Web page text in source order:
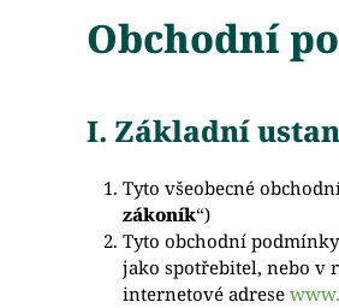
Obchodní
I. Základní
Tyto všeobecné
zákoník“)
Tyto obchodní
jako spotřebitel, nebo v
internetové adrese